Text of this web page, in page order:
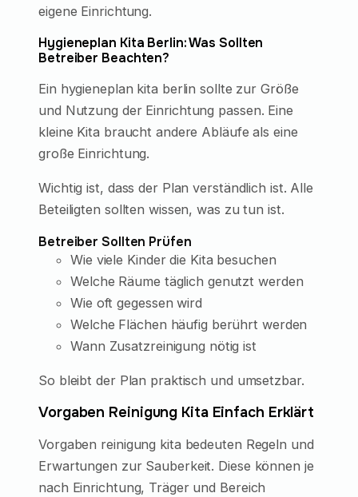
eigene Einrichtung.
Hygieneplan Kita Berlin: Was Sollten
Betreiber Beachten?
Ein hygieneplan kita berlin sollte zur Größe
und Nutzung der Einrichtung passen. Eine
kleine Kita braucht andere Abläufe als eine
große Einrichtung.
Wichtig ist, dass der Plan verständlich ist. Alle
Beteiligten sollten wissen, was zu tun ist.
Betreiber Sollten Prüfen
Wie viele Kinder die Kita besuchen
Welche Räume täglich genutzt werden
Wie oft gegessen wird
Welche Flächen häufig berührt werden
Wann Zusatzreinigung nötig ist
So bleibt der Plan praktisch und umsetzbar.
Vorgaben Reinigung Kita Einfach Erklärt
Vorgaben reinigung kita bedeuten Regeln und
Erwartungen zur Sauberkeit. Diese können je
nach Einrichtung, Träger und Bereich